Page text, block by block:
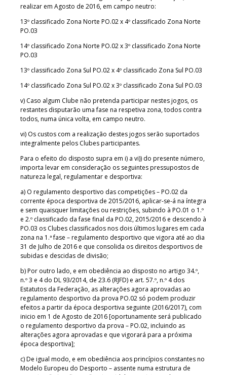
realizar em Agosto de 2016, em campo neutro:
13º classificado Zona Norte PO.02 x 4º classificado Zona Norte
PO.03
14º classificado Zona Norte PO.02 x 3º classificado Zona Norte
PO.03
13º classificado Zona Sul PO.02 x 4º classificado Zona Sul PO.03
14º classificado Zona Sul PO.02 x 3º classificado Zona Sul PO.03
v) Caso algum Clube não pretenda participar nestes jogos, os
restantes disputarão uma fase na respetiva zona, todos contra
todos, numa única volta, em campo neutro.
vi) Os custos com a realização destes jogos serão suportados
integralmente pelos Clubes participantes.
Para o efeito do disposto supra em i) a vi)) do presente número,
importa levar em consideração os seguintes pressupostos de
natureza legal, regulamentar e desportiva:
a) O regulamento desportivo das competições – PO.02 da
corrente época desportiva de 2015/2016, aplicar-se-á na íntegra
e sem quaisquer limitações ou restrições, subindo à PO.01 o 1.º
e 2.º classificado da fase final da PO.02, 2015/2016 e descendo à
PO.03 os Clubes classificados nos dois últimos lugares em cada
zona na 1.ª fase – regulamento desportivo que vigora até ao dia
31 de Julho de 2016 e que consolida os direitos desportivos de
subidas e descidas de divisão;
b) Por outro lado, e em obediência ao disposto no artigo 34.º,
n.º 3 e 4 do DL 93/2014, de 23.6 (RJFD) e art. 57.º, n.º 4 dos
Estatutos da Federação, as alterações agora aprovadas ao
regulamento desportivo da prova PO.02 só podem produzir
efeitos a partir da época desportiva seguinte (2016/2017), com
inicio em 1 de Agosto de 2016 [oportunamente será publicado
o regulamento desportivo da prova – PO.02, incluindo as
alterações agora aprovadas e que vigorará para a próxima
época desportiva];
c) De igual modo, e em obediência aos princípios constantes no
Modelo Europeu do Desporto – assente numa estrutura de